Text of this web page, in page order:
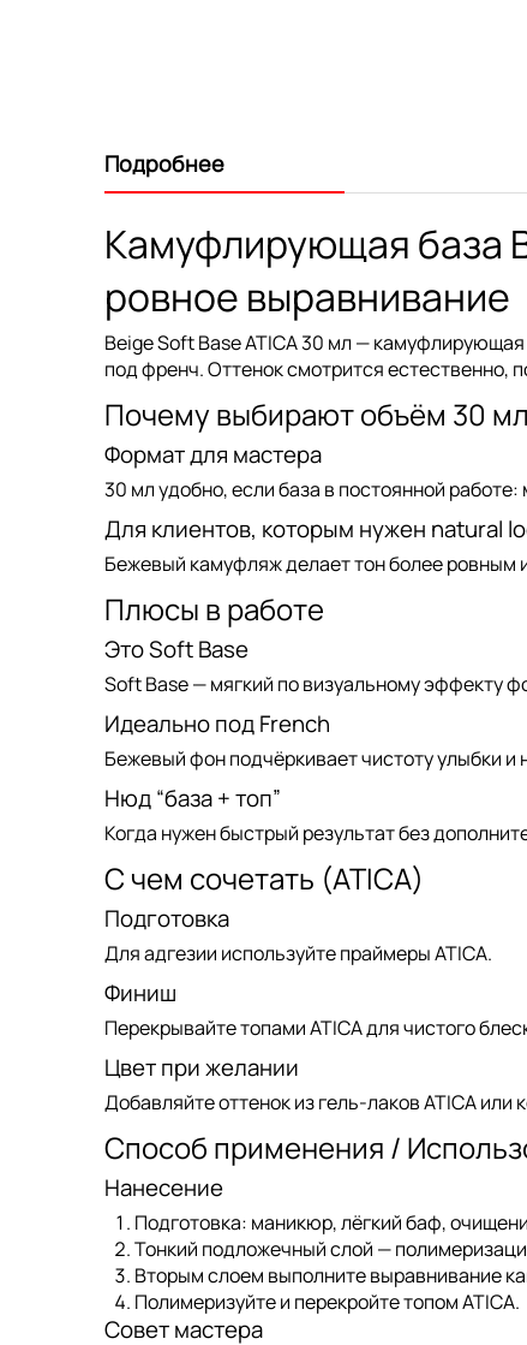
Подробнее
Камуфлирующая база
ровное выравнивание
Beige Soft Base ATICA 30 мл— камуфлирующая
под френч. Оттенок смотрится естественно,
Почему выбирают объём 30 мл
Формат для мастера
30 млудобно, если база в постоянной
Для клиентов, которым нужен natural
Бежевый камуфляж делает тон более ровным
Плюсы в работе
Это Soft Base
Soft Base— мягкий по визуальному эффекту
Идеально под French
Бежевый фон подчёркивает чистоту улыбки
Нюд “база + топ”
Когда нужен быстрый результат без
С чем сочетать (ATICA)
Подготовка
Для адгезии используйтепраймеры ATICA.
Финиш
Перекрывайтетопами ATICAдля чистого
Цвет при желании
Добавляйте оттенок изгель-лаков ATICAили
Способ применения /
Нанесение
Подготовка: маникюр, лёгкий баф,
Тонкий подложечный слой —
Вторым слоем выполните выравнивание
Полимеризуйте и перекройтетопом ATICA.
Совет мастера